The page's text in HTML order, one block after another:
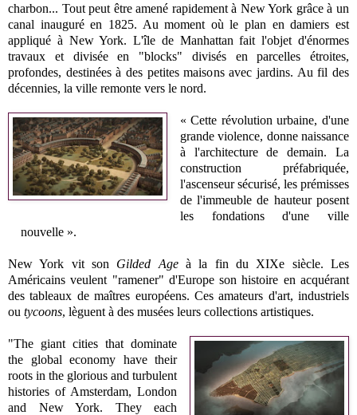
charbon... Tout peut être amené rapidement à New York grâce à un
canal inauguré en 1825. Au moment où le plan en damiers est
appliqué à New York. L'île de Manhattan fait l'objet d'énormes
travaux et divisée en "blocks" divisés en parcelles étroites,
profondes, destinées à des petites maisons avec jardins. Au fil des
décennies, la ville remonte vers le nord.
« Cette révolution urbaine, d'une
grande violence, donne naissance
à l'architecture de demain. La
construction préfabriquée,
l'ascenseur sécurisé, les prémisses
de l'immeuble de hauteur posent
les fondations d'une ville
nouvelle ».
New York vit son Gilded Ageà la fin du XIXe siècle. Les
Américains veulent "ramener" d'Europe son histoire en acquérant
des tableaux de maîtres européens. Ces amateurs d'art, industriels
ou tycoons, lèguent à des musées leurs collections artistiques.
"The giant cities that dominate
the global economy have their
roots in the glorious and turbulent
histories of Amsterdam, London
and New York. They each